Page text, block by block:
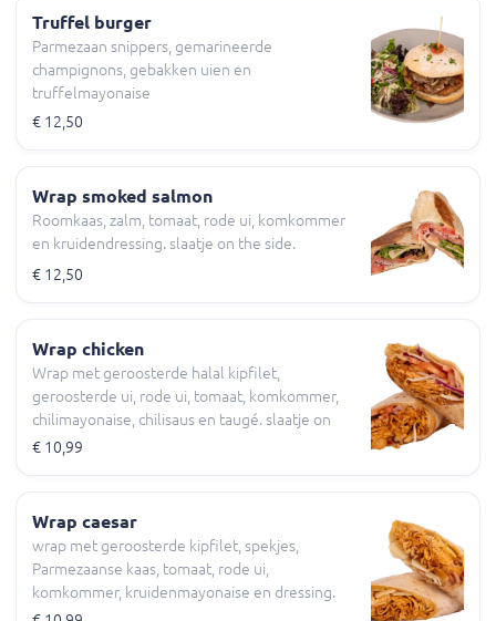
Truffel burger
Parmezaan snippers, gemarineerde
champignons, gebakken uien en
truffelmayonaise
€ 12,50
Wrap smoked salmon
Roomkaas, zalm, tomaat, rode ui, komkommer
en kruidendressing. slaatje on the side.
€ 12,50
Wrap chicken
Wrap met geroosterde halal kipfilet,
geroosterde ui, rode ui, tomaat, komkommer,
chilimayonaise, chilisaus en taugé. slaatje on
the side
€ 10,99
Wrap caesar
wrap met geroosterde kipfilet, spekjes,
Parmezaanse kaas, tomaat, rode ui,
komkommer, kruidenmayonaise en dressing.
slaatje on the side